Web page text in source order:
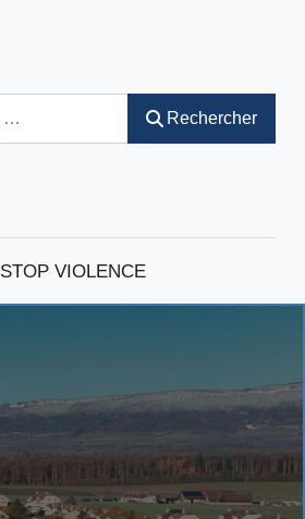
Rechercher
STOP VIOLENCE